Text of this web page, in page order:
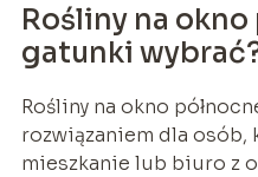
Rośliny na okno
gatunki
Rośliny na okno
rozwiązaniem dla osób,
mieszkanie lub biuro z